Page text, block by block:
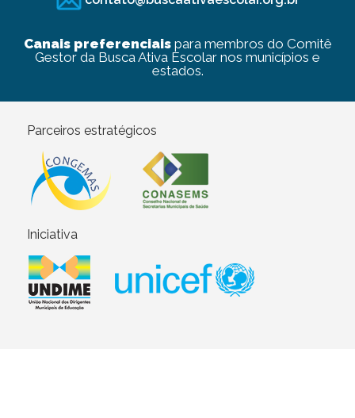
Canais preferenciaispara membros do Comitê
Gestor da Busca Ativa Escolar nos municípios e
estados.
Parceiros estratégicos
Iniciativa